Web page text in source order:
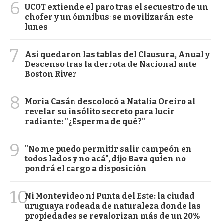
6 UCOT extiende el paro tras el secuestro de un
chofer y un ómnibus: se movilizarán este
lunes
7
Así quedaron las tablas del Clausura, Anual y
Descenso tras la derrota de Nacional ante
Boston River
8
Moria Casán descolocó a Natalia Oreiro al
revelar su insólito secreto para lucir
radiante: "¿Esperma de qué?"
9
"No me puedo permitir salir campeón en
todos lados y no acá", dijo Bava quien no
pondrá el cargo a disposición
10Ni Montevideo ni Punta del Este: la ciudad
uruguaya rodeada de naturaleza donde las
propiedades se revalorizan más de un 20%